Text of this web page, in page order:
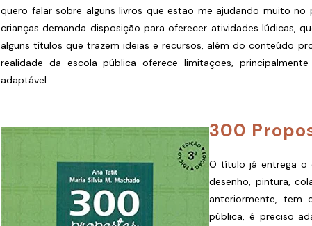
quero falar sobre alguns livros que estão me ajudando muito no
crianças demanda disposição para oferecer atividades lúdicas,
alguns títulos que trazem ideias e recursos, além do conteúdo
realidade da escola pública oferece limitações,
adaptável.
300
O título já entrega o
desenho, pintura,
anteriormente, tem
pública, é preciso